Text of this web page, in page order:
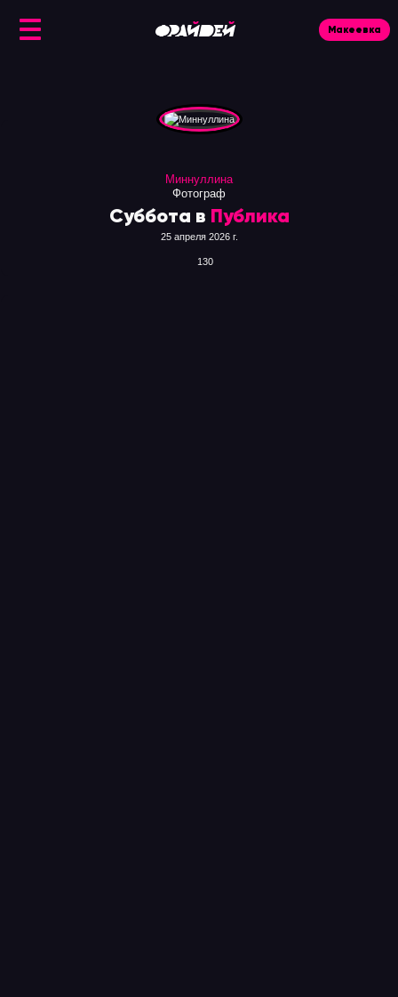
Макеевка
Суббота в Публика
25 апреля 2026 г.
Миннуллина
Фотограф
130